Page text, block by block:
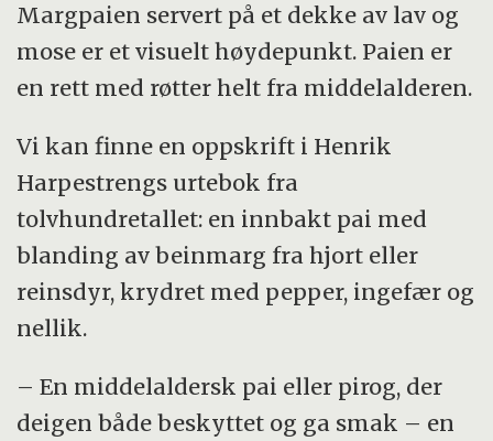
Margpaien servert på et dekke av lav og
mose er et visuelt høydepunkt. Paien er
en rett med røtter helt fra middelalderen.
Vi kan finne en oppskrift i Henrik
Harpestrengs urtebok fra
tolvhundretallet: en innbakt pai med
blanding av beinmarg fra hjort eller
reinsdyr, krydret med pepper, ingefær og
nellik.
– En middelaldersk pai eller pirog, der
deigen både beskyttet og ga smak – en